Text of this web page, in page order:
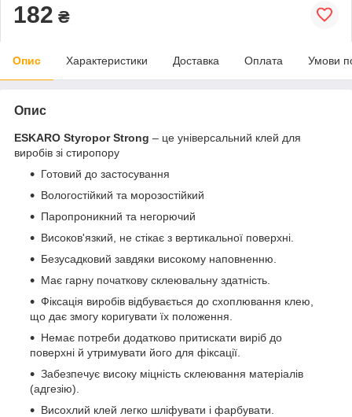
182 ₴
Опис Характеристики Доставка Оплата Умови
Опис
ESKARO Styropor Strong – це універсальний клей для
виробів зі стиропору
Готовий до застосування
Вологостійкий та морозостійкий
Паропроникний та негорючий
Високов'язкий, не стікає з вертикальної поверхні.
Безусадковий завдяки високому наповненню.
Має гарну початкову склеювальну здатність.
Фіксація виробів відбувається до схоплювання клею,
що дає змогу коригувати їх положення.
Немає потреби додатково притискати виріб до
поверхні й утримувати його для фіксації.
Забезпечує високу міцність склеювання матеріалів
(адгезію).
Висохлий клей легко шліфувати і фарбувати.